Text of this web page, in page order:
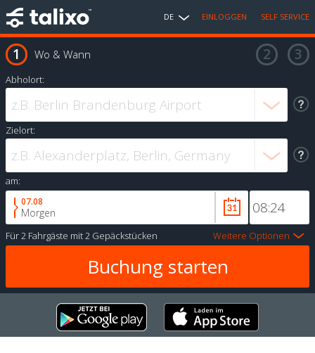
DE EINLOGGEN SELF SERVICE
Wo & Wann
Abholort:
Zielort:
am:
07.08
Morgen
Für2 Fahrgäste mit2 Gepäckstücken Weitere Optionen